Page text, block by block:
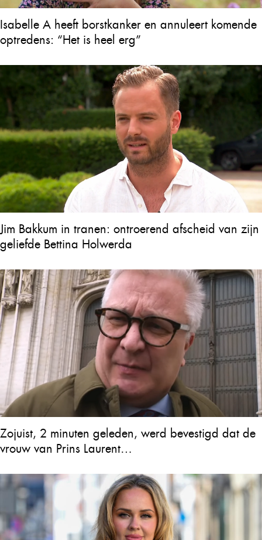
Isabelle A heeft borstkanker en annuleert komende
optredens: “Het is heel erg”
Jim Bakkum in tranen: ontroerend afscheid van zijn
geliefde Bettina Holwerda
Zojuist, 2 minuten geleden, werd bevestigd dat de
vrouw van Prins Laurent…